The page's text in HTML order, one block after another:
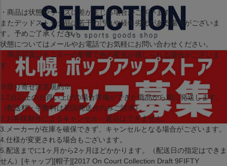
・商品は状態やサイズに差が生じる場合がございます。
またデッドストック品は若干の汚れや経年劣化がある場合がございま
す。予めご了承ください。
状態についてはメールやお電話でお気軽にお問い合わせください。
・商品写真はモニターの影響で色の変化が感じられる場合がございま
す。
※取り寄せ注文規約※
1.2点以上のお買い上げの場合準備ができた商品から順に発送します。
（配送料・手数料は初回発送分のみご請求）
2.お客様都合によるキャンセル・返品はできません。
3.メーカーが在庫を確保できず、キャンセルとなる場合がございます。
4.仕様が変更される場合もございます。
5.配送までに1ヶ月から2ヶ月ほどかかります。（配送日の指定はできま
せん）[キャップ][帽子][2017 On Court Collection Draft 9FIFTY